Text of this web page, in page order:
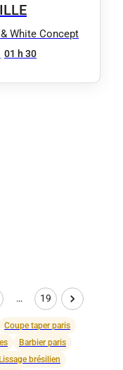
White Concept
01 h 30
… 19
Coupe taper paris
Barbier paris
brésilien